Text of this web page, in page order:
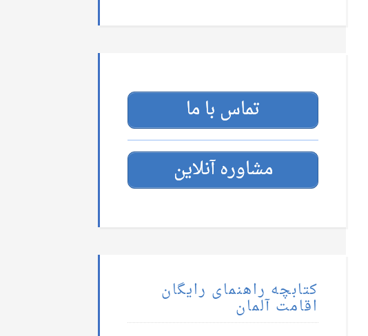
تماس با ما
مشاوره آنلاین
کتابچه راهنمای رایگان
اقامت آلمان